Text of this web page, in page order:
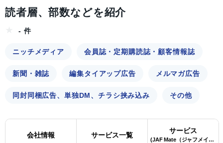
読者層、部数などを紹介
- 件
ニッチメディア 会員誌・定期購読誌・顧客情報誌
新聞・雑誌 編集タイアップ広告 メルマガ広告
同封同梱広告、単独DM、チラシ挟み込み その他
会社情報 サービス一覧
サービス
(JAF Mate（ジャフメイト）)